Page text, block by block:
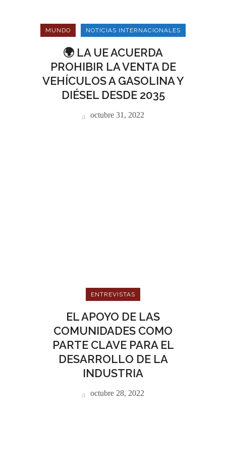
MUNDO NOTICIAS INTERNACIONALES
🌍 LA UE ACUERDA
PROHIBIR LA VENTA DE
VEHÍCULOS A GASOLINA Y
DIÉSEL DESDE 2035
octubre 31, 2022
ENTREVISTAS
EL APOYO DE LAS
COMUNIDADES COMO
PARTE CLAVE PARA EL
DESARROLLO DE LA
INDUSTRIA
octubre 28, 2022